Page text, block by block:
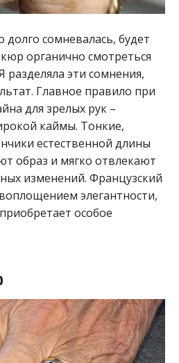
долго сомневалась, будет
органично смотреться
разделяла эти сомнения,
Главное правило при
для зрелых рук –
каймы. Тонкие,
естественной длины
образ и мягко отвлекают
изменений. Французский
элегантности,
особое